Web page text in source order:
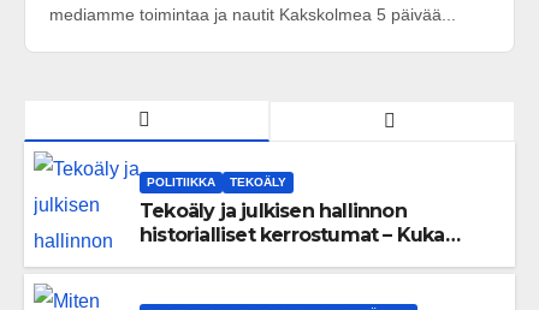
mediamme toimintaa ja nautit Kakskolmea 5 päivää...
POLITIIKKA TEKOÄLY
Tekoäly ja julkisen hallinnon
historialliset kerrostumat – Kuka